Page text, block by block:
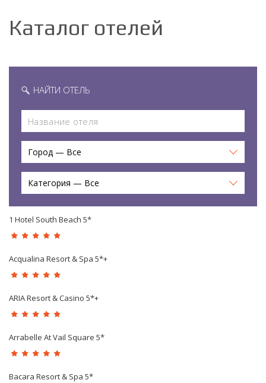
Каталог отелей
НАЙТИ ОТЕЛЬ
Город — Все
Категория — Все
1 Hotel South Beach 5*
Acqualina Resort & Spa 5*+
ARIA Resort & Casino 5*+
Arrabelle At Vail Square 5*
Bacara Resort & Spa 5*